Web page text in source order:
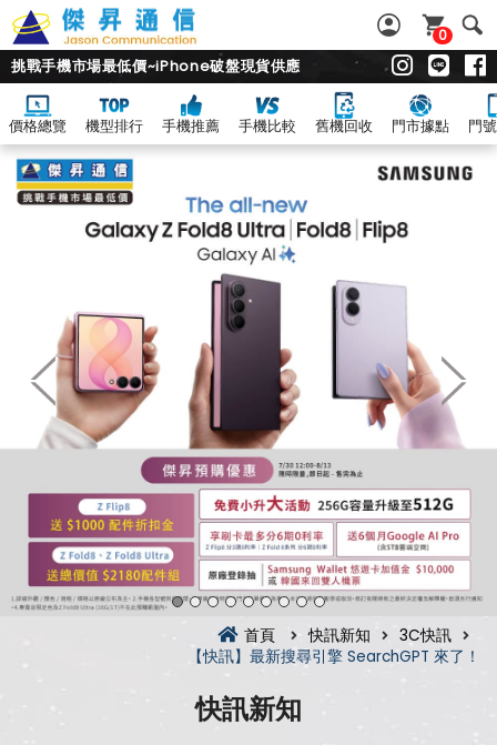
0
挑戰手機市場最低價~iPhone破盤現貨供應
價格總覽 機型排行 手機推薦 手機比較 舊機回收 門市據點 門
首頁 快訊新知
3C快訊
【快訊】最新搜尋引擎 SearchGPT 來了！
快訊新知